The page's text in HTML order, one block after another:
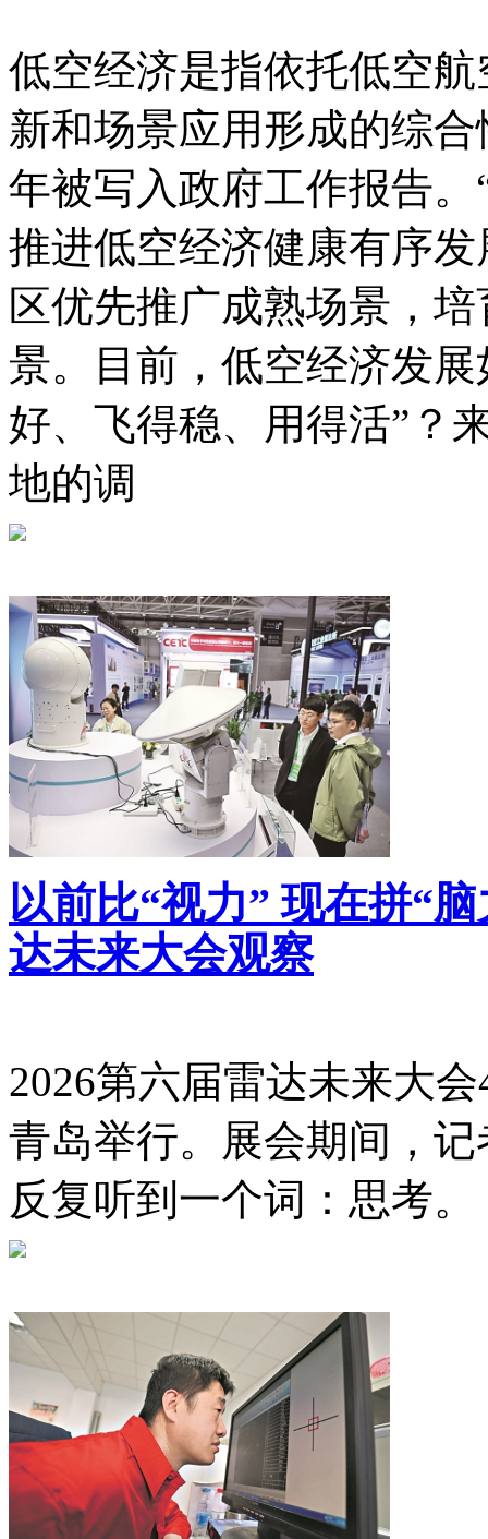
低空经济是指依托低空
新和场景应用形成的综
年被写入政府工作报告
推进低空经济健康有序
区优先推广成熟场景，
景。目前，低空经济发
好、飞得稳、用得活”？
地的调
以前比“视力” 现在拼“
达未来大会观察
2026第六届雷达未来大
青岛举行。展会期间，
反复听到一个词：思考。